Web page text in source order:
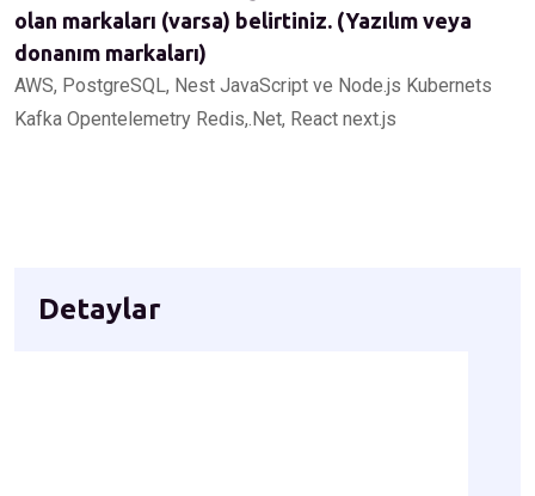
olan markaları (varsa) belirtiniz. (Yazılım veya
donanım markaları)
AWS, PostgreSQL, Nest JavaScript ve Node.js Kubernets
Kafka Opentelemetry Redis,.Net, React next.js
Detaylar